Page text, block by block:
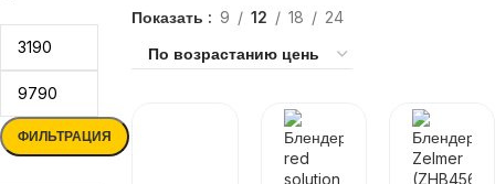
ФИЛЬТРАЦИЯ
Показать
9 12 18 24